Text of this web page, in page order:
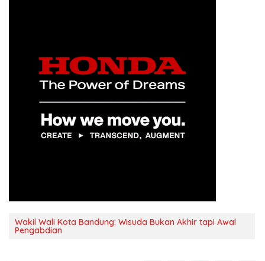
Wakil Wali Kota Bandung: Wisuda Bukan Akhir tapi Awal
Pengabdian